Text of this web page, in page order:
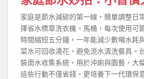
家庭是節水減碳的第一線，簡單調整日
擇省水標章洗衣機、馬桶，每次使用可
時間縮短五分鐘，一年能減少數噸水耗
菜水可回收澆花，避免流水清洗餐具。
裝雨水收集系統，用於沖廁與園藝，大
這些行動不僅省錢，更培養下一代環保